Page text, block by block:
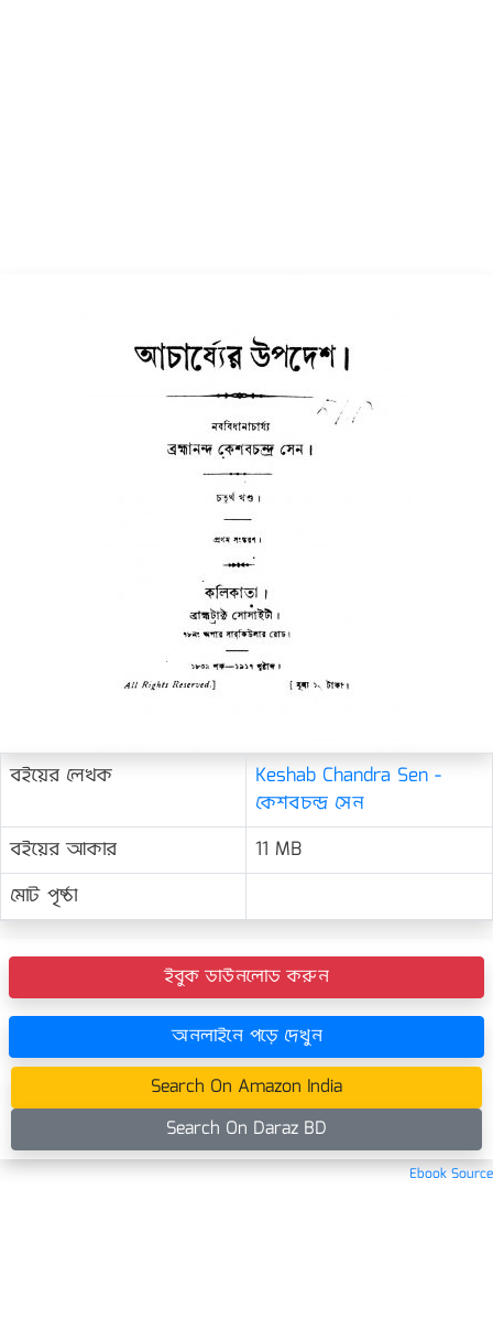
বইয়ের লেখক
Keshab Chandra Sen -
কেশবচন্দ্র সেন
বইয়ের আকার
11 MB
মোট পৃষ্ঠা
ইবুক ডাউনলোড করুন
অনলাইনে পড়ে দেখুন
Search On Amazon India
Search On Daraz BD
Ebook Source